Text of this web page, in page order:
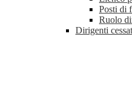
Posti di
Ruolo
Dirigenti